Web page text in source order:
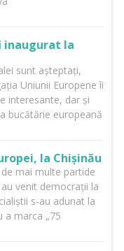
inaugurat la
sunt așteptați,
Uniunii Europene îi
interesante, dar și
bucătărie europeană
la Chișinău
mai multe partide
venit democrații la
s-au adunat la
a marca „75